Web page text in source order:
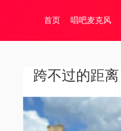
首页 唱吧麦克风
跨不过的距离